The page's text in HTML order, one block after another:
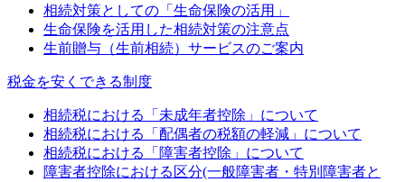
相続対策としての「生命保険の活用」
生命保険を活用した相続対策の注意点
生前贈与（生前相続）サービスのご案内
税金を安くできる制度
相続税における「未成年者控除」について
相続税における「配偶者の税額の軽減」について
相続税における「障害者控除」について
障害者控除における区分(一般障害者・特別障害者と